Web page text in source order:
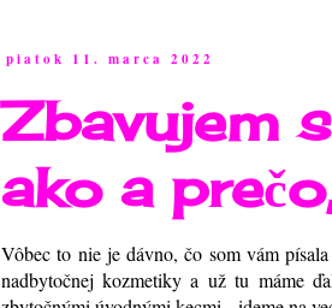
piatok 11. marca 2022
Zbavujem
ako a
Vôbec to nie je dávno, čo som vám
nadbytočnej kozmetiky a už tu máme